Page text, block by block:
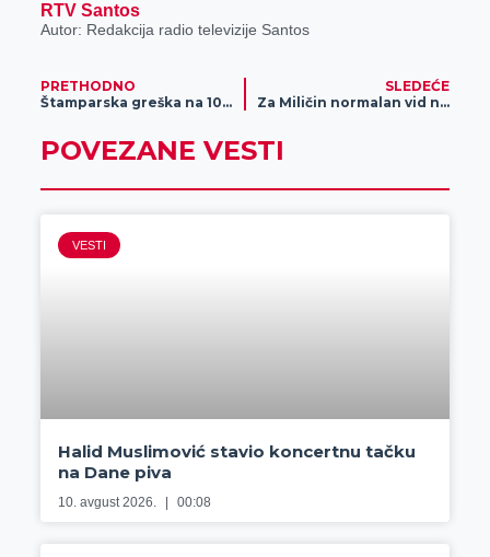
RTV Santos
Autor: Redakcija radio televizije Santos
PRETHODNO
Štamparska greška na 10.000 računa za vodu, obratite pažnju
SLEDEĆE
Za Miličin normalan vid neophodno je prikupiti još novca
POVEZANE VESTI
VESTI
Halid Muslimović stavio koncertnu tačku
na Dane piva
10. avgust 2026. 00:08